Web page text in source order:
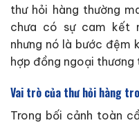
thư hỏi hàng thường
chưa có sự cam kết
nhưng nó là bước đệm
hợp đồng ngoại thương
Vai trò của thư hỏi hàng
Trong bối cảnh toàn